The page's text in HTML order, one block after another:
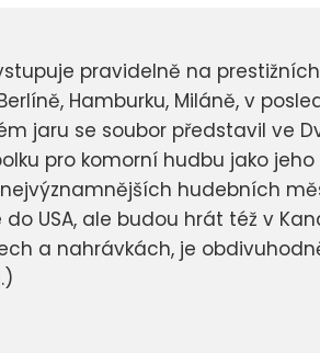
pravidelně na
Hamburku, Miláně, v
jaru se soubor představil ve
pro komorní hudbu jako
hudebních
do USA, ale budou hrát též v
a nahrávkách, je